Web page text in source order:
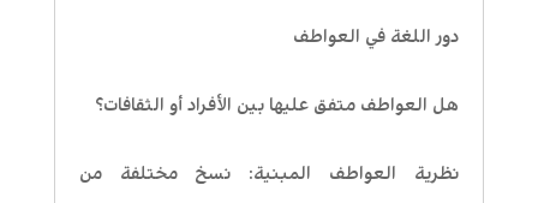
دور اللغة في العواطف
هل العواطف متفق عليها بين الأفراد أو الثقافات؟
نظرية العواطف المبنية: نسخ مختلفة من